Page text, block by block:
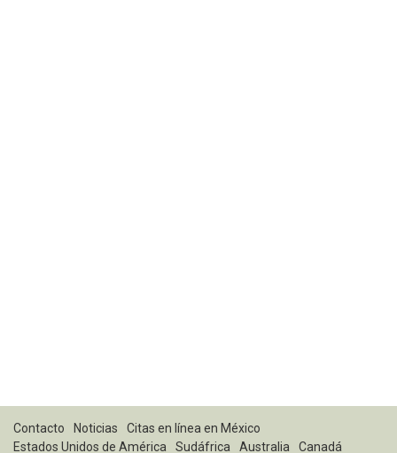
Contacto Noticias
Citas en línea en México
Estados Unidos de América
Sudáfrica Australia Canadá